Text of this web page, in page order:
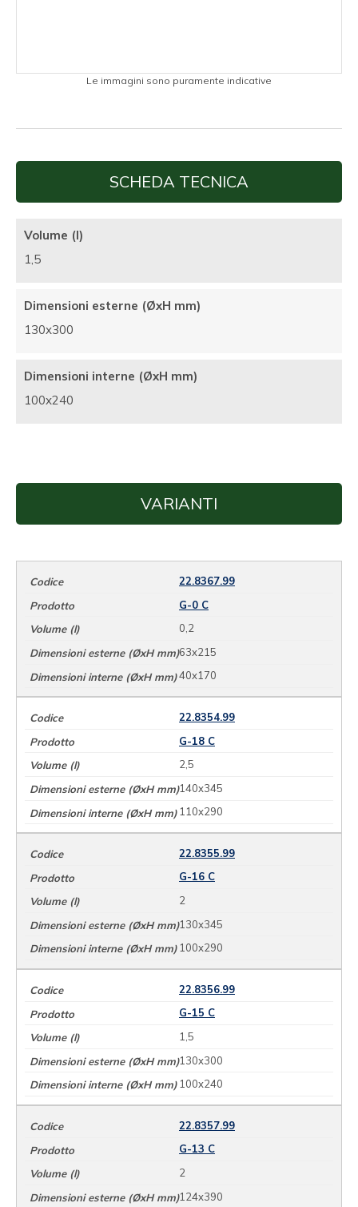
Le immagini sono puramente indicative
SCHEDA TECNICA
Volume (l)
1,5
Dimensioni esterne (ØxH mm)
130x300
Dimensioni interne (ØxH mm)
100x240
VARIANTI
22.8367.99
G-0 C
0,2
63x215
40x170
22.8354.99
G-18 C
2,5
140x345
110x290
22.8355.99
G-16 C
2
130x345
100x290
22.8356.99
G-15 C
1,5
130x300
100x240
22.8357.99
G-13 C
2
124x390